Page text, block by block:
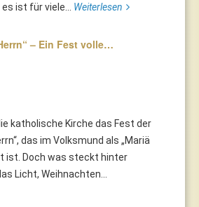
ist für viele... Weiterlesen
– Ein Fest volle…
katholische Kirche das Fest der
das im Volksmund als „Mariä
ist. Doch was steckt hinter
Licht, Weihnachten...